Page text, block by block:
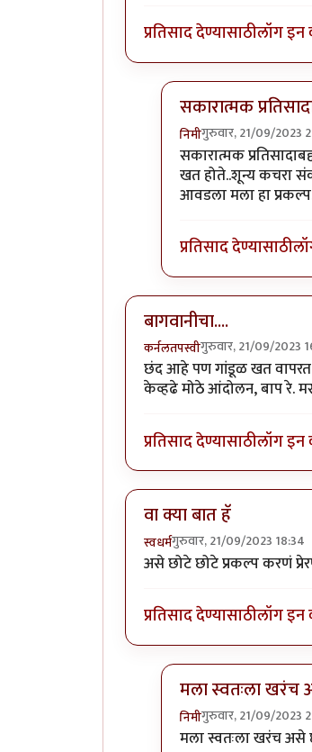
प्रतिसाद देण्यासाठीलॉग इन
सकारात्मक
निमीगुरुवार, 21/09/2023
In reply to
सकारात्मक
खत होते..शून्य कचरा
आवडला मला हा
प्रतिसाद देण्यासाठी
बागवानीचा....
कर्नलतपस्वीगुरुवार, 21/09/2023
छंद आहे पण गांडूळ खत वापरत
केव्हढे मोठे आंदोलन, बाप रे.
प्रतिसाद देण्यासाठीलॉग इन
वा क्या बात हॅ
स्वधर्मगुरुवार, 21/09/2023 18:34
असे छोटे छोटे प्रकल्प करणं
प्रतिसाद देण्यासाठीलॉग इन
मला स्वतःला खरंच
निमीगुरुवार, 21/09/2023
In reply toवा क्या
मला स्वतःला खरंच असे